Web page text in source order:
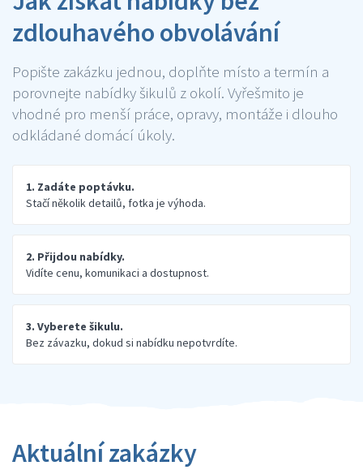
zdlouhavého obvolávání
Popište zakázku jednou, doplňte místo a termín a
porovnejte nabídky šikulů z okolí. Vyřešmito je
vhodné pro menší práce, opravy, montáže i dlouho
odkládané domácí úkoly.
1. Zadáte poptávku.
Stačí několik detailů, fotka je výhoda.
2. Přijdou nabídky.
Vidíte cenu, komunikaci a dostupnost.
3. Vyberete šikulu.
Bez závazku, dokud si nabídku nepotvrdíte.
Aktuální zakázky